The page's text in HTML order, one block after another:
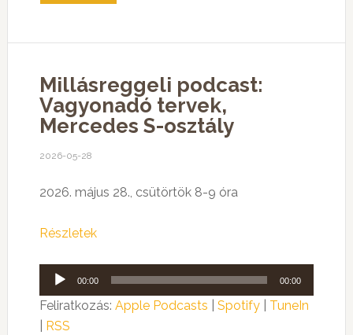
Millásreggeli podcast:
Vagyonadó tervek,
Mercedes S-osztály
2026-05-28
2026. május 28., csütörtök 8-9 óra
Részletek
Audió
lejátszó
00:00 00:00
Feliratkozás: Apple Podcasts Spotify| TuneIn
RSS